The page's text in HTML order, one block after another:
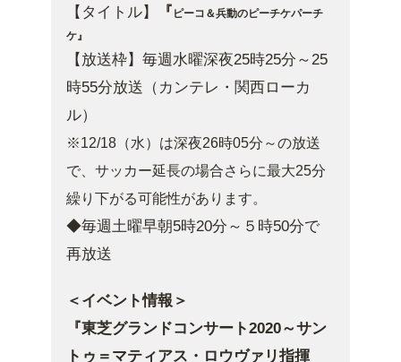
【タイトル】 『 ピーコ＆兵動のピーチケパーチ
ケ』
【放送枠】毎週水曜深夜25時25分～25
時55分放送（カンテレ・関西ローカ
ル）
※12/18（水）は深夜26時05分～の放送
で、サッカー延長の場合さらに最大25分
繰り下がる可能性があります。
◆毎週土曜早朝5時20分～５時50分で
再放送
＜イベント情報＞
『東芝グランドコンサート2020～サン
トゥ＝マティアス・ロウヴァリ指揮